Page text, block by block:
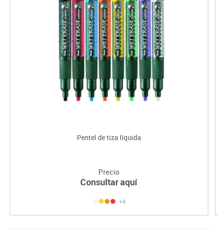
Pentel de tiza líquida
Precio
Consultar aquí
+4